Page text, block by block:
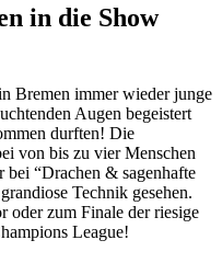
in die Show
Bremen immer wieder junge
Augen begeistert
durften! Die
von bis zu vier Menschen
“Drachen & sagenhafte
Technik gesehen.
oder zum Finale der riesige
League!